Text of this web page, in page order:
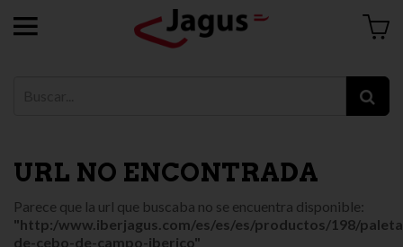
URL NO ENCONTRADA
Parece que la url que buscaba no se encuentra disponible:
"http:/www.iberjagus.com/es/es/es/productos/198/
de-cebo-de-campo-iberico"